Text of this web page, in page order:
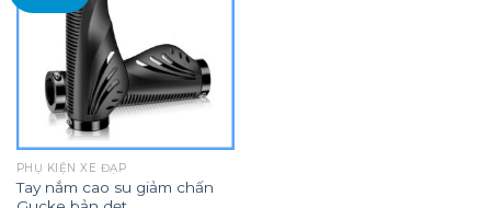
PHỤ KIỆN XE ĐẠP
Tay nắm cao su giảm chấn